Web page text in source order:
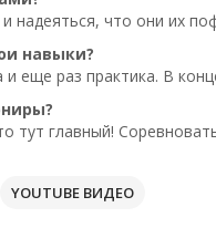
надеяться, что они их
навыки?
и еще раз практика. В
тут главный!
YOUTUBE ВИДЕО